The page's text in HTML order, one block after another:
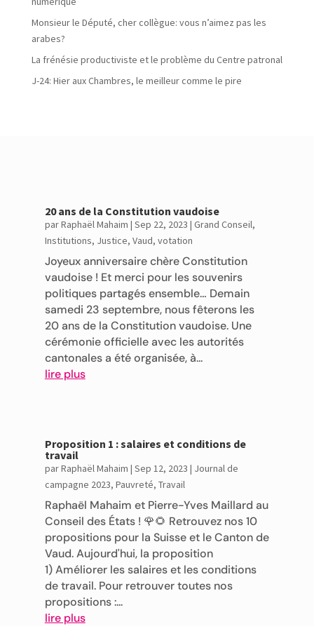
Monsieur le Député, cher collègue: vous n’aimez pas les
arabes?
La frénésie productiviste et le problème du Centre patronal
J-24: Hier aux Chambres, le meilleur comme le pire
20 ans de la Constitution vaudoise
parRaphaël Mahaim | Sep 22, 2023 | Grand Conseil,
Institutions, Justice, Vaud, votation
Joyeux anniversaire chère Constitution
vaudoise ! Et merci pour les souvenirs
politiques partagés ensemble… Demain
samedi 23 septembre, nous fêterons les
20 ans de la Constitution vaudoise. Une
cérémonie officielle avec les autorités
cantonales a été organisée, à...
lire plus
Proposition 1 : salaires et conditions de
travail
parRaphaël Mahaim | Sep 12, 2023 | Journal de
campagne 2023, Pauvreté, Travail
Raphaël Mahaim et Pierre-Yves Maillard au
Conseil des États ! 🌹🌻 Retrouvez nos 10
propositions pour la Suisse et le Canton de
Vaud. Aujourd'hui, la proposition
1) Améliorer les salaires et les conditions
de travail. Pour retrouver toutes nos
propositions :...
lire plus